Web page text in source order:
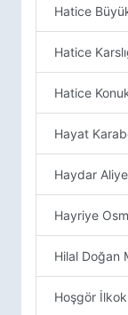
Hatice
Hatice
Hatice
Hayat
Haydar
Hayriye
Hilal Doğan
Hoşgör